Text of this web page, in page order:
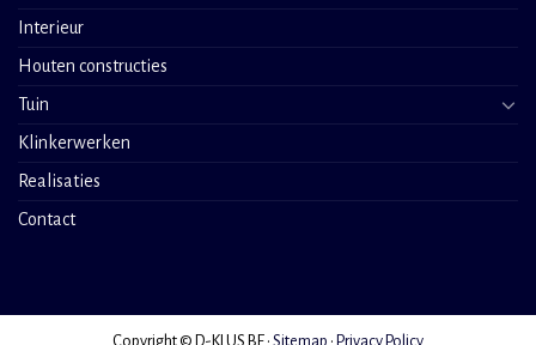
Interieur
Houten constructies
Tuin
Klinkerwerken
Realisaties
Contact
Copyright © D-KLUS.BE • Sitemap • Privacy Policy